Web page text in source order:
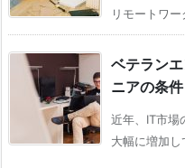
リモートワ
ベテラン
ニアの条件
近年、IT市場
大幅に増加